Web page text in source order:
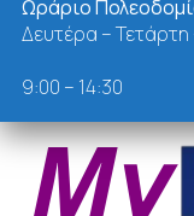
Ωράριο
Δευτέρα –
9:00 – 14:30